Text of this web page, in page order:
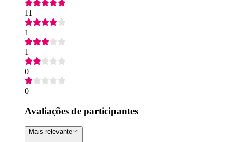
11
1
1
0
0
Avaliações de participantes
Mais relevante